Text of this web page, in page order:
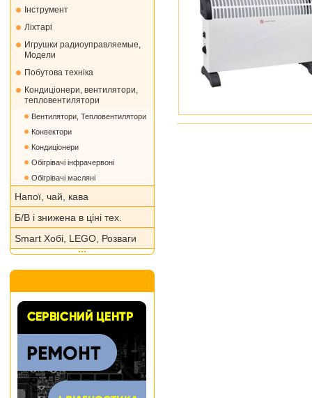
Інструмент
Ліхтарі
Игрушки радиоуправляемые,
Модели
Побутова техніка
Кондиціонери, вентилятори,
тепловентилятори
Вентилятори, Тепловентилятори
Конвектори
Кондиціонери
Обігрівачі інфрачервоні
Обігрівачі масляні
Напої, чай, кава
Б/В і знижена в ціні тех.
Smart Хобі, LEGO, Розваги